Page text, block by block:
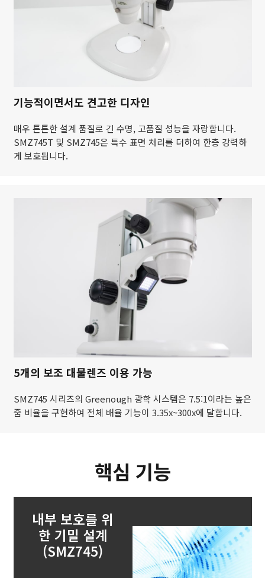
기능적이면서도 견고한 디자인
매우 튼튼한 설계 품질로 긴 수명, 고품질 성능을 자랑합니다.
SMZ745T 및 SMZ745은 특수 표면 처리를 더하여 한층 강력하
게 보호됩니다.
5개의 보조 대물렌즈 이용 가능
SMZ745 시리즈의 Greenough 광학 시스템은 7.5:1이라는 높은
줌 비율을 구현하여 전체 배율 기능이 3.35x~300x에 달합니다.
핵심 기능
내부 보호를 위
한 기밀 설계
(SMZ745)